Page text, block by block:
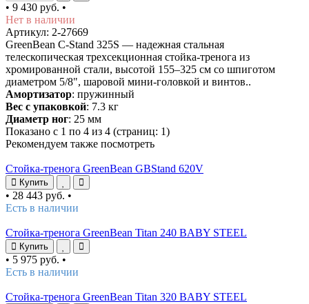
• 9 430 руб. •
Нет в наличии
Артикул: 2-27669
GreenBean C-Stand 325S — надежная стальная
телескопическая трехсекционная стойка-тренога из
хромированной стали, высотой 155–325 см со шпиготом
диаметром 5/8", шаровой мини-головкой и винтов..
Амортизатор: пружинный
Вес с упаковкой: 7.3 кг
Диаметр ног: 25 мм
Показано с 1 по 4 из 4 (страниц: 1)
Рекомендуем также посмотреть
Стойка-тренога GreenBean GBStand 620V
Купить
• 28 443 руб. •
Есть в наличии
Стойка-тренога GreenBean Titan 240 BABY STEEL
Купить
• 5 975 руб. •
Есть в наличии
Стойка-тренога GreenBean Titan 320 BABY STEEL